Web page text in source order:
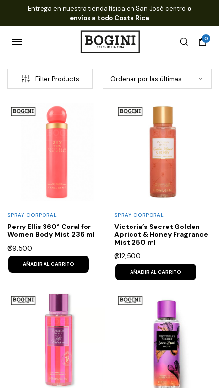
Entrega en nuestra tienda física en San José centro o
envíos a todo Costa Rica
0
Filter Products
SPRAY CORPORAL
Perry Ellis 360° Coral for
Women Body Mist 236 ml
₡9,500
AÑADIR AL CARRITO
SPRAY CORPORAL
Victoria’s Secret Golden
Apricot & Honey Fragrance
Mist 250 ml
₡12,500
AÑADIR AL CARRITO